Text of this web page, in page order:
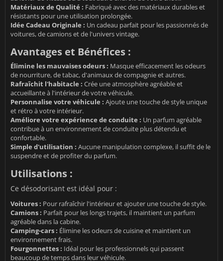
Matériaux de Qualité : Fabriqué avec des matériaux durables et
résistants pour une utilisation prolongée.
Idée Cadeau Originale : Un cadeau parfait pour les passionnés de
voitures, de camions et de l'univers vintage.
Avantages et Bénéfices :
Élimine les mauvaises odeurs : Masque efficacement les odeurs
de nourriture, de tabac, d'animaux de compagnie et autres.
Rafraîchit l'habitacle : Crée une atmosphère agréable et
accueillante à l'intérieur de votre véhicule.
Personnalise votre véhicule : Ajoute une touche de style unique
et rétro à votre intérieur.
Améliore votre expérience de conduite : Un parfum agréable
contribue à un environnement de conduite plus détendu et
confortable.
Simple d'utilisation : Aucune manipulation complexe, il suffit de le
suspendre et de profiter du parfum.
Utilisations :
Ce désodorisant est idéal pour :
Voitures : Pour rafraîchir l'intérieur et ajouter une touche de style.
Camions : Parfait pour les longs trajets, il maintient un parfum
agréable dans la cabine.
Camping-cars : Élimine les odeurs de cuisine et maintient un
environnement frais.
Fourgonnettes : Idéal pour les professionnels qui passent
beaucoup de temps dans leur véhicule.